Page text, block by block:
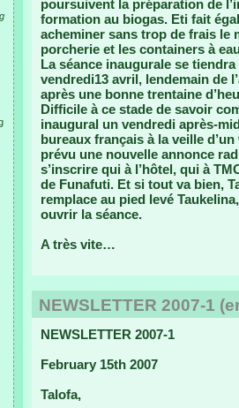
poursuivent la préparation de
formation au biogas. Eti fait
acheminer sans trop de frais le
porcherie et les containers à
La séance inaugurale se
vendredi13 avril, lendemain de
après une bonne trentaine
Difficile à ce stade de savoir
inaugural un vendredi après-
bureaux français à la veille
prévu une nouvelle annonce
s’inscrire qui à l’hôtel, qui à
de Funafuti. Et si tout va bien,
remplace au pied levé
ouvrir la séance.
A très vite…
NEWSLETTER 2007-1
NEWSLETTER 2007-1
February 15th 2007
Talofa,